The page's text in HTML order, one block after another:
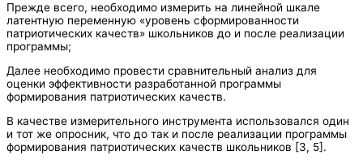
Прежде всего, необходимо измерить на линейной шкале
латентную переменную «уровень сформированности
патриотических качеств» школьников до и после реализации
программы;
Далее необходимо провести сравнительный анализ для
оценки эффективности разработанной программы
формирования патриотических качеств.
В качестве измерительного инструмента использовался один
и тот же опросник, что до так и после реализации программы
формирования патриотических качеств школьников [3, 5].